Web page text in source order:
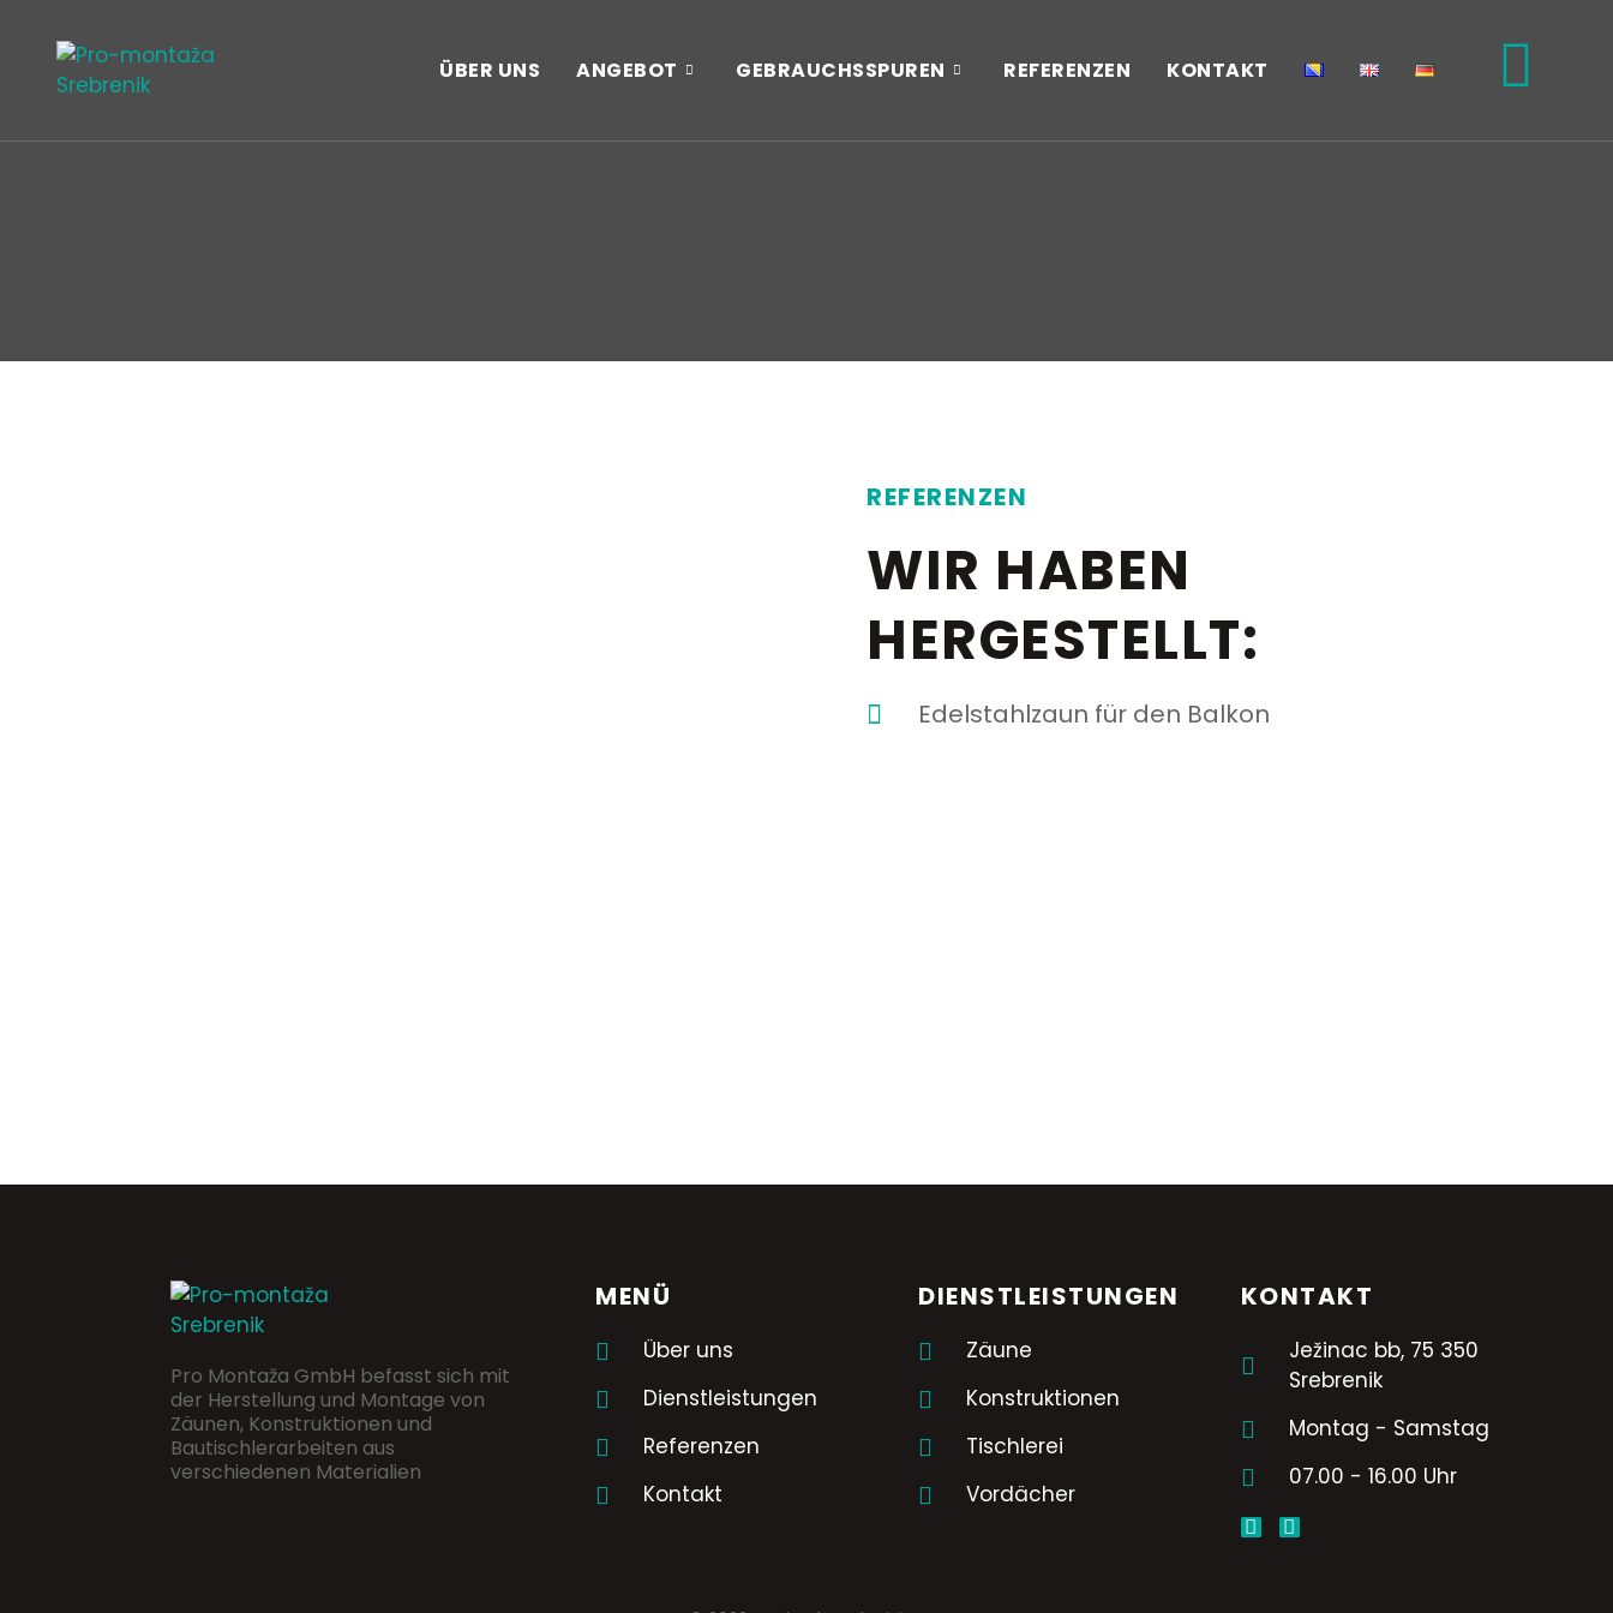
ÜBER UNS ANGEBOT GEBRAUCHSSPUREN REFERENZEN KONTAKT
REFERENZEN
WIR HABEN
HERGESTELLT:
Edelstahlzaun für den Balkon
Pro Montaža GmbH befasst sich mit
der Herstellung und Montage von
Zäunen, Konstruktionen und
Bautischlerarbeiten aus
verschiedenen Materialien
MENÜ
Über uns
Dienstleistungen
Referenzen
Kontakt
DIENSTLEISTUNGEN
Zäune
Konstruktionen
Tischlerei
Vordächer
KONTAKT
Ježinac bb, 75 350
Srebrenik
Montag - Samstag
07.00 - 16.00 Uhr